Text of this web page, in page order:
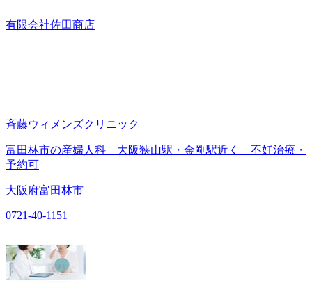
有限会社佐田商店
斉藤ウィメンズクリニック
富田林市の産婦人科 大阪狭山駅・金剛駅近く 不妊治療・
予約可
大阪府富田林市
0721-40-1151